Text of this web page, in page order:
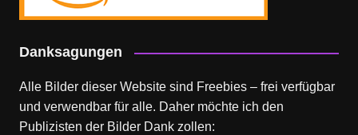
Danksagungen
Alle Bilder dieser Website sind Freebies – frei verfügbar
und verwendbar für alle. Daher möchte ich den
Publizisten der Bilder Dank zollen: